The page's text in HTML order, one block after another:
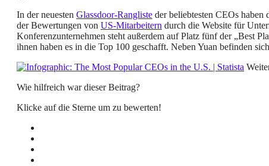
In der neuesten Glassdoor-Rangliste der beliebtesten CEOs
der Bewertungen von US-Mitarbeitern durch die Website für
Konferenzunternehmen steht außerdem auf Platz fünf der „Best
ihnen haben es in die Top 100 geschafft. Neben Yuan befinden
Wie hilfreich war dieser Beitrag?
Klicke auf die Sterne um zu bewerten!